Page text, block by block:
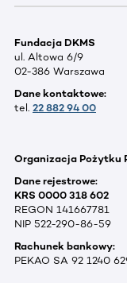
Fundacja DKMS
ul. Altowa 6/9
02-386 Warszawa
Dane kontaktowe:
tel. 22 882 94 00
Organizacja Pożytku
Dane rejestrowe:
KRS 0000 318 602
REGON 141667781
NIP 522-290-86-59
Rachunek bankowy:
PEKAO SA 92 1240